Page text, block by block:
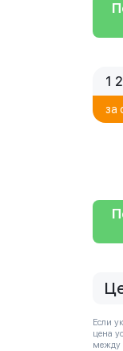
1
за
Если
цена
между